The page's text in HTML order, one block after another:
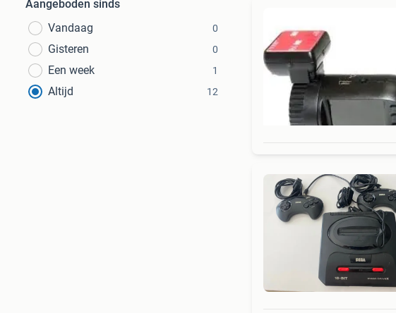
Aangeboden sinds
Vandaag
0
Gisteren 0
Een week 1
Altijd 12